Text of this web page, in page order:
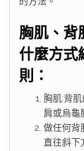
胸肌、背
什麼方式
則：
胸肌:背
肩或烏龜
做任何背
直往斜下